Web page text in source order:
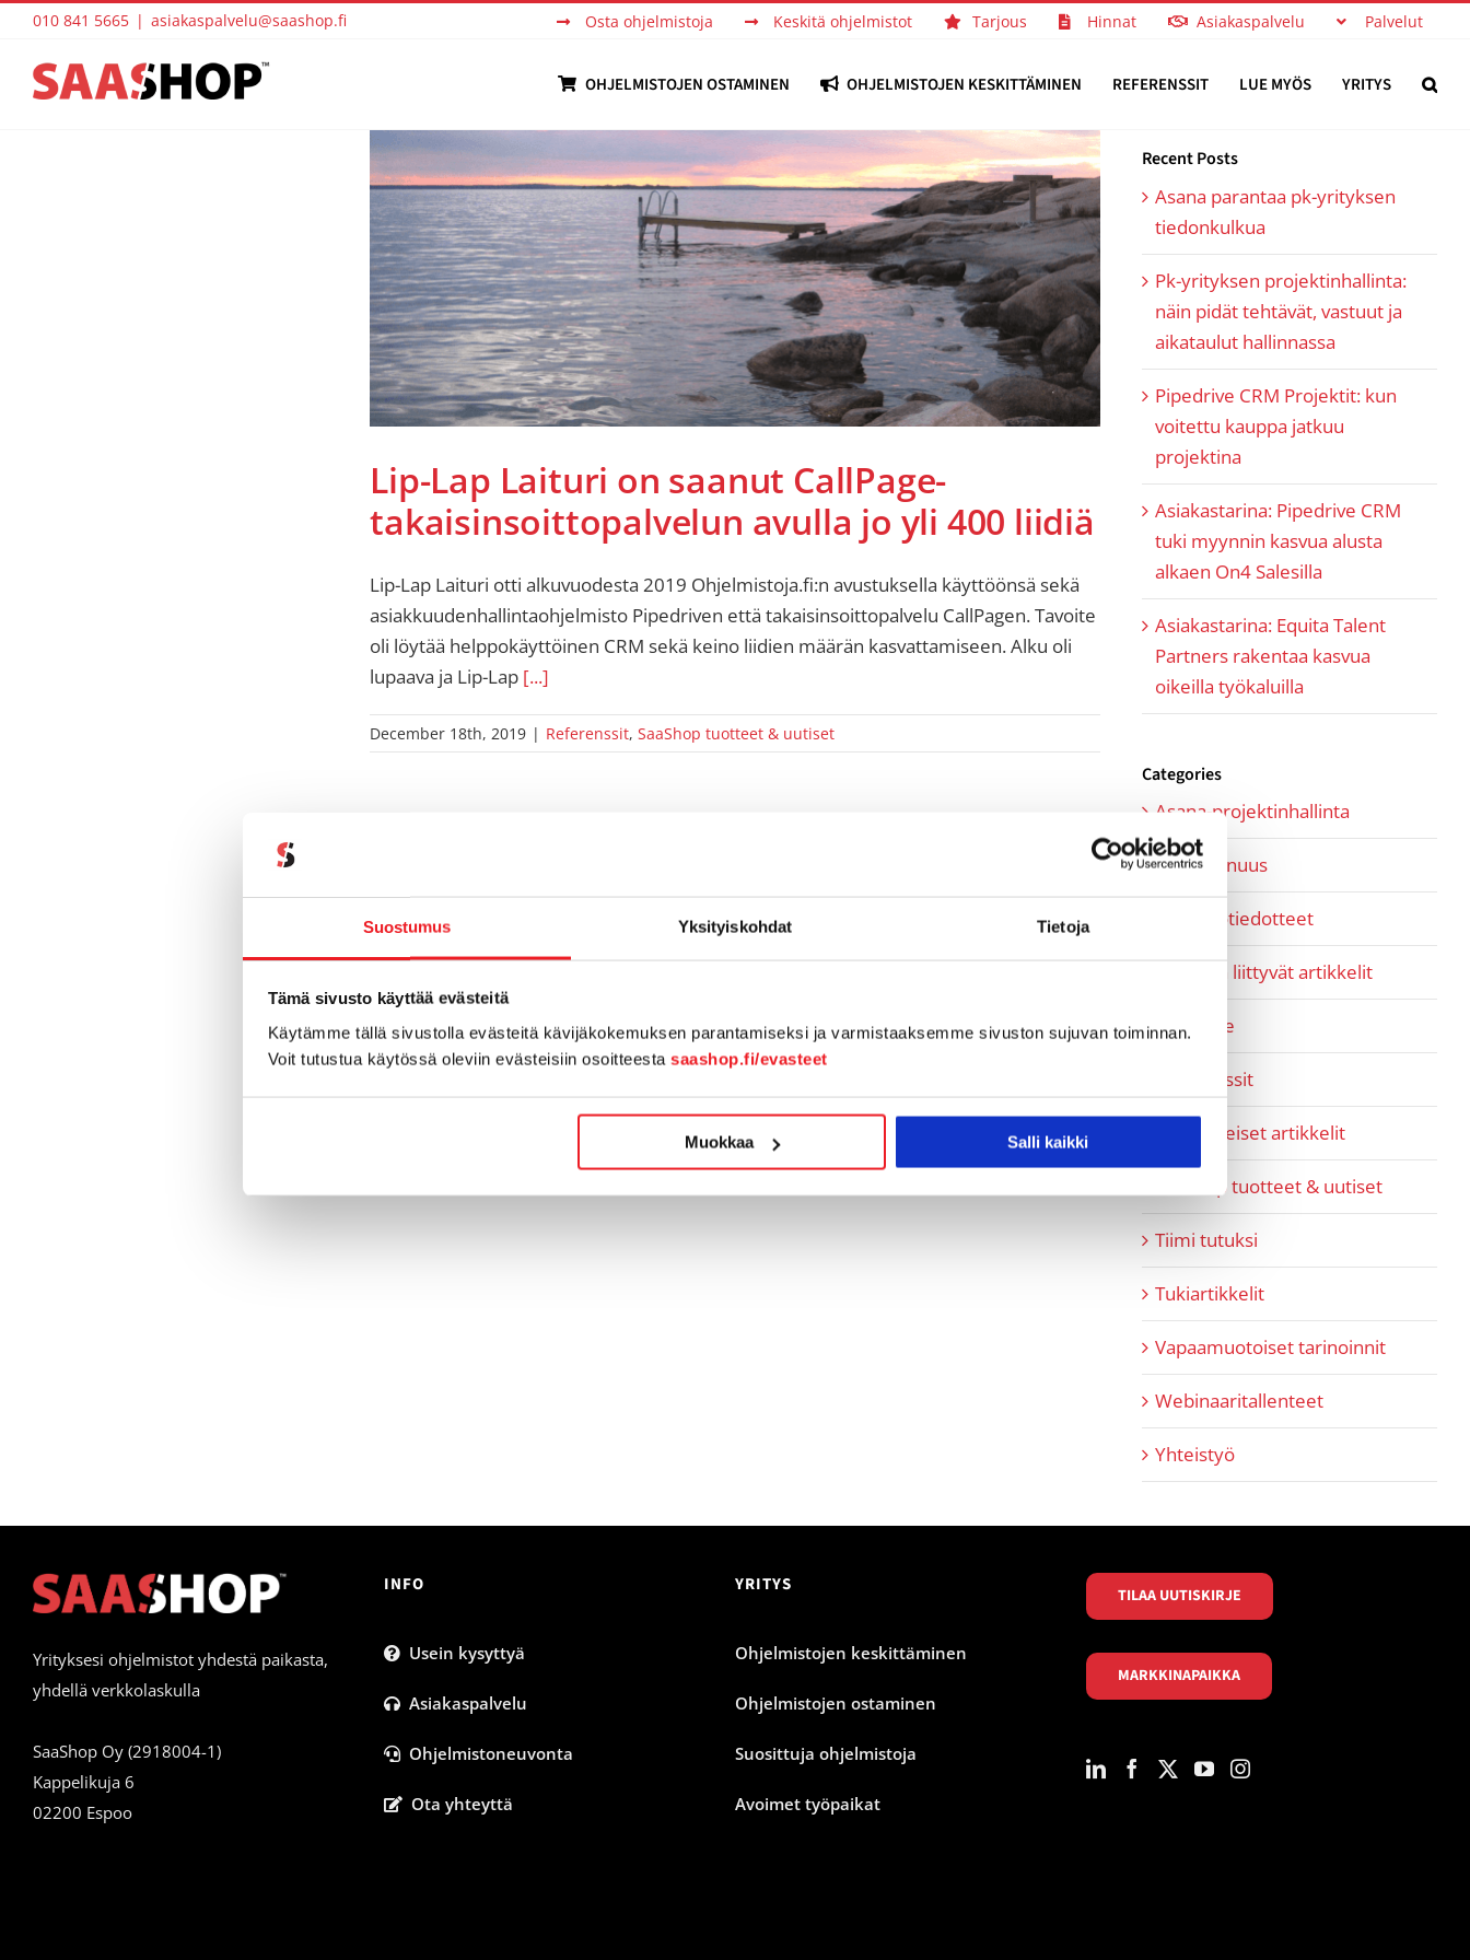
Suostumus Yksityiskohdat Tietoja
Tämä sivusto käyttää evästeitä
Käytämme tällä sivustolla evästeitä kävijäkokemuksen parantamiseksi ja varmistaaksemme sivuston sujuvan toiminnan.
Voit tutustua käytössä oleviin evästeisiin osoitteesta saashop.fi/evasteet
Muokkaa Salli kaikki
Skip
content
010 841 5665 | asiakaspalvelu@saashop.fi Osta ohjelmistoja Keskitä ohjelmistot Tarjous Hinnat Asiakaspalvelu Palvelut
OHJELMISTOJEN OSTAMINEN OHJELMISTOJEN KESKITTÄMINEN REFERENSSIT LUE MYÖS YRITYS
Lip-Lap Laituri on saanut CallPage-
takaisinsoittopalvelun avulla jo yli 400 liidiä
Lip-Lap Laituri otti alkuvuodesta 2019 Ohjelmistoja.fi:n avustuksella käyttöönsä sekä
asiakkuudenhallintaohjelmisto Pipedriven että takaisinsoittopalvelu CallPagen. Tavoite
oli löytää helppokäyttöinen CRM sekä keino liidien määrän kasvattamiseen. Alku oli
lupaava ja Lip-Lap [...]
December 18th, 2019 | Referenssit,SaaShop tuotteet & uutiset
Recent Posts
Asana parantaa pk-yrityksen
tiedonkulkua
Pk-yrityksen projektinhallinta:
näin pidät tehtävät, vastuut ja
aikataulut hallinnassa
Pipedrive CRM Projektit: kun
voitettu kauppa jatkuu
projektina
Asiakastarina: Pipedrive CRM
tuki myynnin kasvua alusta
alkaen On4 Salesilla
Asiakastarina: Equita Talent
Partners rakentaa kasvua
oikeilla työkaluilla
Categories
Asana-projektinhallinta
Kumppanuus
Lehdistötiedotteet
Myyntiin liittyvät artikkelit
Pipedrive
Referenssit
SaaS-aiheiset artikkelit
SaaShop tuotteet & uutiset
Tiimi tutuksi
Tukiartikkelit
Vapaamuotoiset tarinoinnit
Webinaaritallenteet
Yhteistyö
Yrityksesi ohjelmistot yhdestä paikasta,
yhdellä verkkolaskulla
SaaShop Oy (2918004-1)
Kappelikuja 6
02200 Espoo
INFO
Usein kysyttyä
Asiakaspalvelu
Ohjelmistoneuvonta
Ota yhteyttä
YRITYS
Ohjelmistojen keskittäminen
Ohjelmistojen ostaminen
Suosittuja ohjelmistoja
Avoimet työpaikat
TILAA UUTISKIRJE
MARKKINAPAIKKA